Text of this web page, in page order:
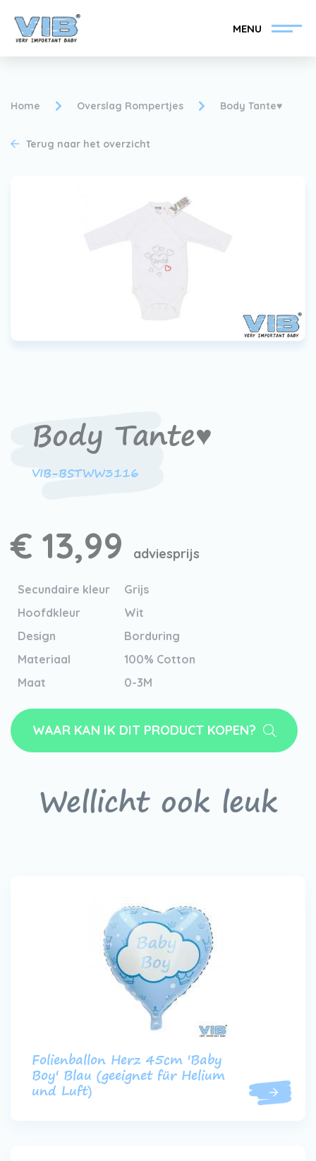
MENU
Over VIB®
Home Overslag Rompertjes Body Tante♥
Terug naar het overzicht
Body Tante♥
VIB-BSTWW3116
€ 13,99 adviesprijs
Secundaire kleur
Grijs
Hoofdkleur
Wit
Design
Borduring
Materiaal
100% Cotton
Maat
0-3M
WAAR KAN IK DIT PRODUCT KOPEN?
Wellicht ook leuk
Folienballon Herz 45cm 'Baby
Boy' Blau (geeignet für Helium
und Luft)